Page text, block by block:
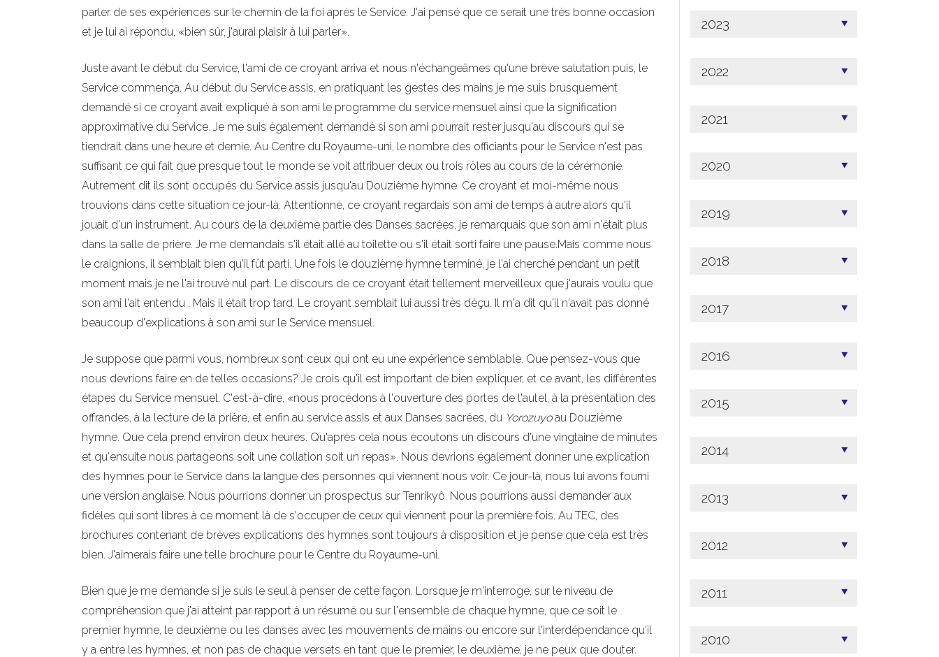
parler de ses expériences sur le chemin de la foi après le Service. J'ai pensé que ce serait une très bonne occasion
et je lui ai répondu, «bien sûr, j'aurai plaisir à lui parler».
Juste avant le début du Service, l'ami de ce croyant arriva et nous n'échangeâmes qu'une brève salutation puis, le
Service commença. Au début du Service assis, en pratiquant les gestes des mains je me suis brusquement
demandé si ce croyant avait expliqué à son ami le programme du service mensuel ainsi que la signification
approximative du Service. Je me suis également demandé si son ami pourrait rester jusqu'au discours qui se
tiendrait dans une heure et demie. Au Centre du Royaume-uni, le nombre des officiants pour le Service n'est pas
suffisant ce qui fait que presque tout le monde se voit attribuer deux ou trois rôles au cours de la cérémonie.
Autrement dit ils sont occupés du Service assis jusqu'au Douzième hymne. Ce croyant et moi-même nous
trouvions dans cette situation ce jour-là. Attentionné, ce croyant regardais son ami de temps à autre alors qu'il
jouait d'un instrument. Au cours de la deuxième partie des Danses sacrées, je remarquais que son ami n'était plus
dans la salle de prière. Je me demandais s'il était allé au toilette ou s'il était sorti faire une pause.Mais comme nous
le craignions, il semblait bien qu'il fût parti. Une fois le douzième hymne terminé, je l'ai cherché pendant un petit
moment mais je ne l'ai trouvé nul part. Le discours de ce croyant était tellement merveilleux que j'aurais voulu que
son ami l'ait entendu . Mais il était trop tard. Le croyant semblait lui aussi très déçu. Il m'a dit qu'il n'avait pas donné
beaucoup d'explications à son ami sur le Service mensuel.
Je suppose que parmi vous, nombreux sont ceux qui ont eu une expérience semblable. Que pensez-vous que
nous devrions faire en de telles occasions? Je crois qu'il est important de bien expliquer, et ce avant, les différentes
étapes du Service mensuel. C'est-à-dire, «nous procédons à l'ouverture des portes de l'autel, à la présentation des
offrandes, à la lecture de la prière, et enfin au service assis et aux Danses sacrées, du Yorozuyoau Douzième
hymne. Que cela prend environ deux heures. Qu'après cela nous écoutons un discours d'une vingtaine de minutes
et qu'ensuite nous partageons soit une collation soit un repas». Nous devrions également donner une explication
des hymnes pour le Service dans la langue des personnes qui viennent nous voir. Ce jour-là, nous lui avons fourni
une version anglaise. Nous pourrions donner un prospectus sur Tenrikyô. Nous pourrions aussi demander aux
fidèles qui sont libres à ce moment là de s'occuper de ceux qui viennent pour la première fois. Au TEC, des
brochures contenant de brèves explications des hymnes sont toujours à disposition et je pense que cela est très
bien. J'aimerais faire une telle brochure pour le Centre du Royaume-uni.
Bien que je me demande si je suis le seul à penser de cette façon. Lorsque je m'interroge, sur le niveau de
compréhension que j'ai atteint par rapport à un résumé ou sur l'ensemble de chaque hymne, que ce soit le
premier hymne, le deuxième ou les danses avec les mouvements de mains ou encore sur l'interdépendance qu'il
y a entre les hymnes, et non pas de chaque versets en tant que le premier, le deuxième, je ne peux que douter.
2023
2022
2021
2020
2019
2018
2017
2016
2015
2014
2013
2012
2011
2010